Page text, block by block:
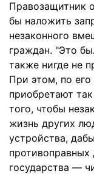
Правозащитник
бы наложить
незаконного
граждан. "Это
также нигде не
При этом, по
приобретают
того, чтобы
жизнь других
устройства,
противоправных
государства —